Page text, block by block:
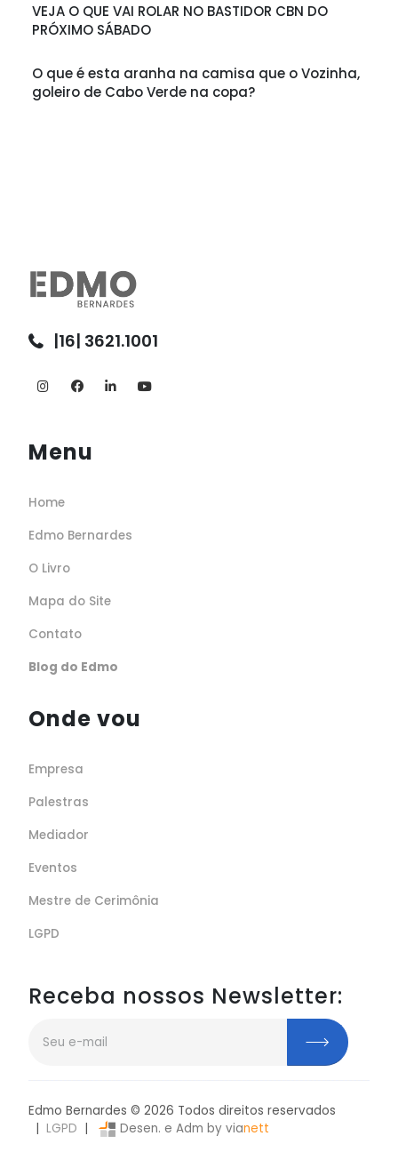
VEJA O QUE VAI ROLAR NO BASTIDOR CBN DO
PRÓXIMO SÁBADO
O que é esta aranha na camisa que o Vozinha,
goleiro de Cabo Verde na copa?
|16| 3621.1001
Menu
Home
Edmo Bernardes
O Livro
Mapa do Site
Contato
Blog do Edmo
Onde vou
Empresa
Palestras
Mediador
Eventos
Mestre de Cerimônia
LGPD
Receba nossos Newsletter:
Edmo Bernardes © 2026 Todos direitos reservados
| LGPD | Desen. e Adm by vianett